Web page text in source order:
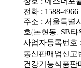
전화 : 1588-4966
주소 : 서울특별
호(논현동, SB타
사업자등록번호
통신판매업신고
건강기능식품판